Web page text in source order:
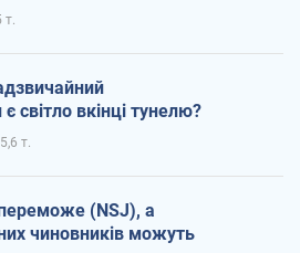
т.
світло вкінці тунелю?
5,6 т.
(NSJ), а
чиновників можуть